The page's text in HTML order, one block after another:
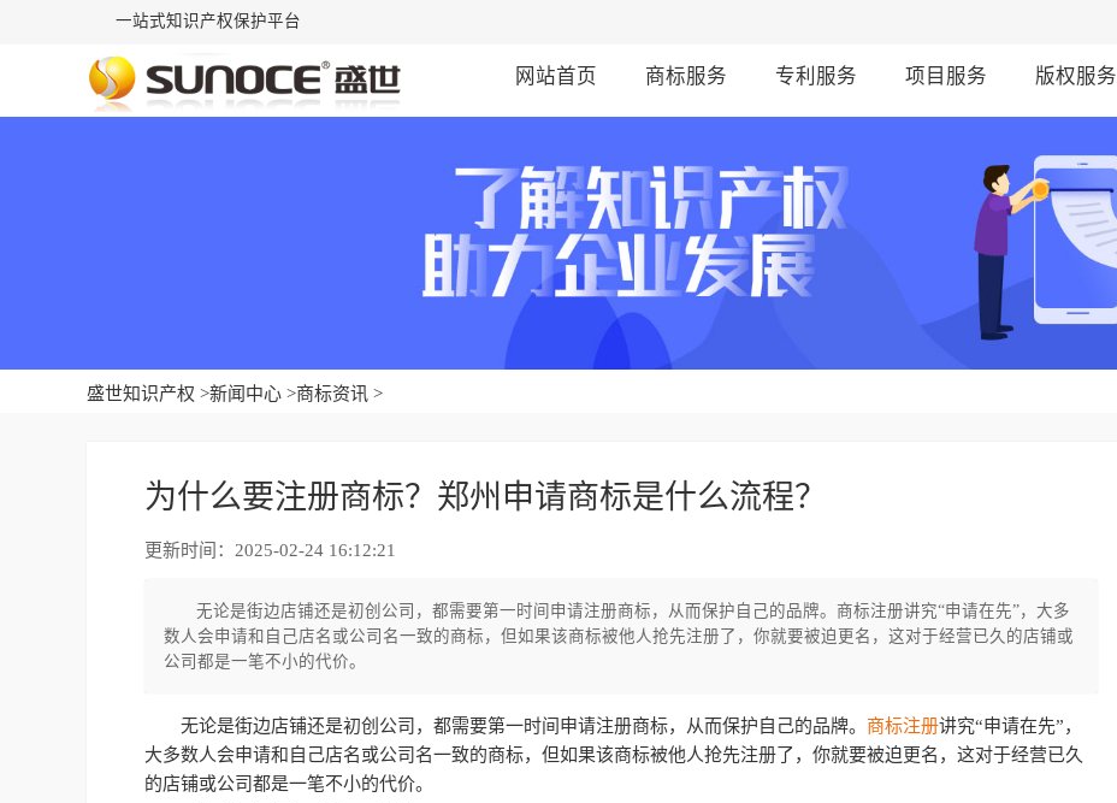
一站式知识产权保护平台
网站首页 商标服务 专利服务 项目服务 版权服务
盛世知识产权 >新闻中心 >商标资讯 >
为什么要注册商标？郑州申请商标是什么流程？
更新时间：2025-02-24 16:12:21
无论是街边店铺还是初创公司，都需要第一时间申请注册商标，从而保护自己的品牌。商标注册讲究“申请在先”，大多
数人会申请和自己店名或公司名一致的商标，但如果该商标被他人抢先注册了，你就要被迫更名，这对于经营已久的店铺或
公司都是一笔不小的代价。
无论是街边店铺还是初创公司，都需要第一时间申请注册商标，从而保护自己的品牌。 商标注册讲究“申请在先”，
大多数人会申请和自己店名或公司名一致的商标，但如果该商标被他人抢先注册了，你就要被迫更名，这对于经营已久
的店铺或公司都是一笔不小的代价。